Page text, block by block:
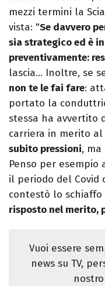
mezzi termini la
vista: "Se davvero
sia strategico ed è
preventivamente:
lascia… Inoltre, se
non te le fai fare:
portato la
stessa ha avvertito
carriera in merito
subito pressioni,
Penso per
il periodo del Covid
contestò lo schiaffo
risposto nel merito,
Vuoi essere
news su TV,